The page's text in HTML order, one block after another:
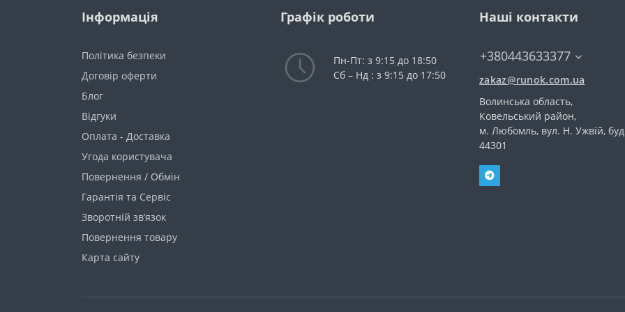
Інформація
Політика безпеки
Договір оферти
Блог
Відгуки
Оплата - Доставка
Угода користувача
Повернення / Обмін
Гарантія та Сервіс
Зворотній зв’язок
Повернення товару
Карта сайту
Графік роботи
Пн-Пт: з 9:15 до 18:50
Сб – Нд : з 9:15 до 17:50
Наші контакти
+380443633377
zakaz@runok.com.ua
Волинська область,
Ковельський район,
м. Любомль, вул. Н. Ужвій,
44301